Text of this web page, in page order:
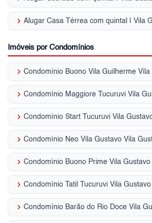
keyboard_arrow_right Alugar Casa Térrea com quintal | Vila
Imóveis por Condomínios
keyboard_arrow_right Condomínio Buono Vila Guilherme Vila
keyboard_arrow_right Condomínio Maggiore Tucuruvi Vila
keyboard_arrow_right Condomínio Start Tucuruvi Vila
keyboard_arrow_right Condomínio Neo Vila Gustavo Vila
keyboard_arrow_right Condomínio Buono Prime Vila Gustavo
keyboard_arrow_right Condomínio Tatil Tucuruvi Vila Gustavo
keyboard_arrow_right Condomínio Barão do Rio Doce Vila